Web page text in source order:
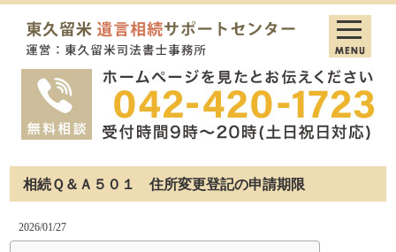
相続Ｑ＆Ａ５０１ 住所変更登記の申請期限
2026/01/27